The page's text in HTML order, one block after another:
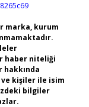
marka, kurum
haber niteliği
hakkında
ve kişiler ile isim
bilgiler